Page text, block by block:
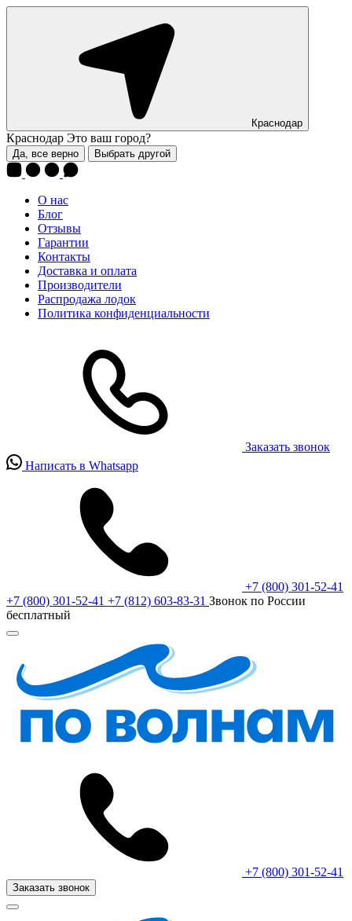
Краснодар
Краснодар Это ваш город?
Да, все верно Выбрать другой
О нас
Блог
Отзывы
Гарантии
Контакты
Доставка и оплата
Производители
Распродажа лодок
Политика конфиденциальности
Заказать звонок
Написать в Whatsapp
+7 (800) 301-52-41
+7 (800) 301-52-41 +7 (812) 603-83-31 Звонок по России
бесплатный
+7 (800) 301-52-41
Заказать звонок